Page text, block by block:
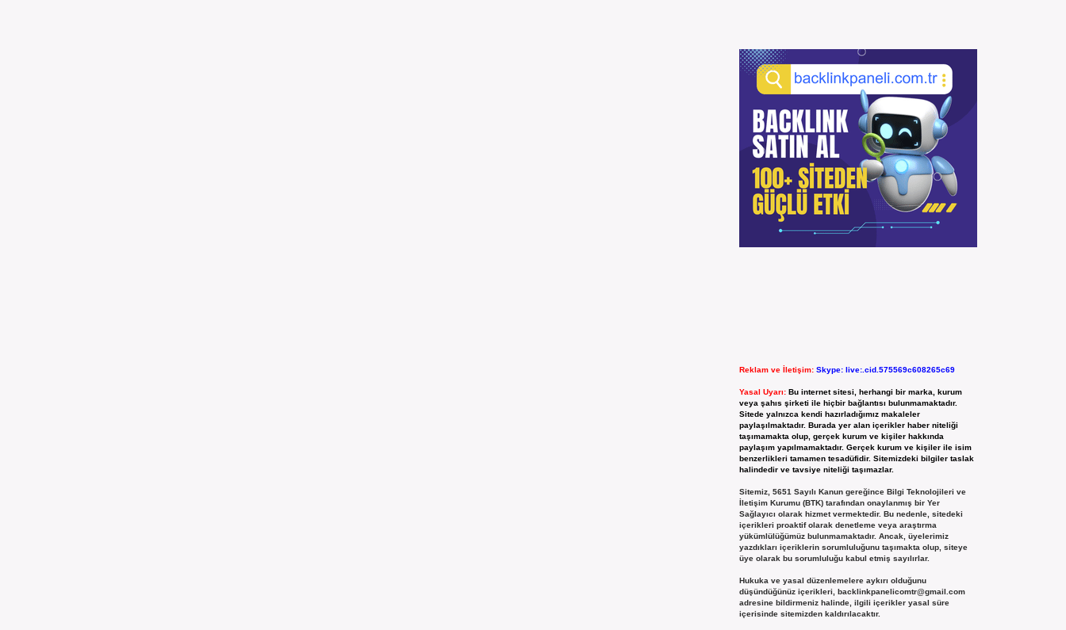
Reklam ve İletişim: Skype: live:.cid.575569c608265c69
Yasal Uyarı: Bu internet sitesi, herhangi bir marka, kurum
veya şahıs şirketi ile hiçbir bağlantısı bulunmamaktadır.
Sitede yalnızca kendi hazırladığımız makaleler
paylaşılmaktadır. Burada yer alan içerikler haber niteliği
taşımamakta olup, gerçek kurum ve kişiler hakkında
paylaşım yapılmamaktadır. Gerçek kurum ve kişiler ile isim
benzerlikleri tamamen tesadüfidir. Sitemizdeki bilgiler taslak
halindedir ve tavsiye niteliği taşımazlar.
Sitemiz, 5651 Sayılı Kanun gereğince Bilgi Teknolojileri ve
İletişim Kurumu (BTK) tarafından onaylanmış bir Yer
Sağlayıcı olarak hizmet vermektedir. Bu nedenle, sitedeki
içerikleri proaktif olarak denetleme veya araştırma
yükümlülüğümüz bulunmamaktadır. Ancak, üyelerimiz
yazdıkları içeriklerin sorumluluğunu taşımakta olup, siteye
üye olarak bu sorumluluğu kabul etmiş sayılırlar.
Hukuka ve yasal düzenlemelere aykırı olduğunu
düşündüğünüz içerikleri, backlinkpanelicomtr@gmail.com
adresine bildirmeniz halinde, ilgili içerikler yasal süre
içerisinde sitemizden kaldırılacaktır.